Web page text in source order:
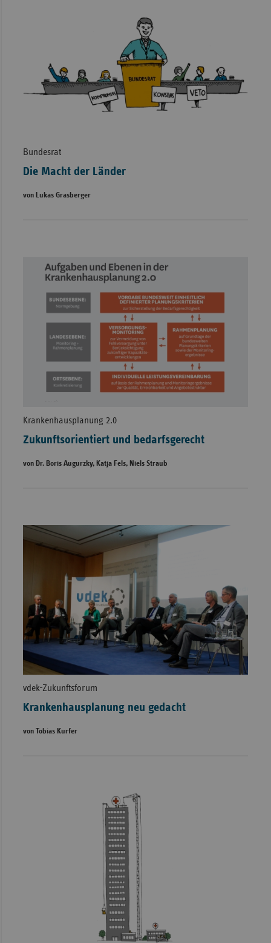
Bundesrat
Die Macht der Länder
von Lukas Grasberger
Krankenhausplanung 2.0
Zukunftsorientiert und bedarfsgerecht
von Dr. Boris Augurzky, Katja Fels, Niels Straub
vdek-Zukunftsforum
Krankenhausplanung neu gedacht
von Tobias Kurfer